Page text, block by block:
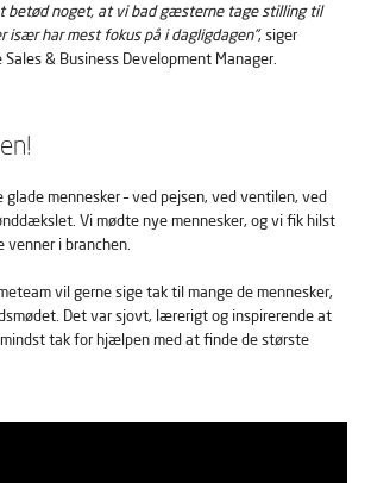
betød noget, at vi bad gæsterne tage stilling til
især har mest fokus på i dagligdagen”, siger
& Business Development Manager.
mennesker – ved pejsen, ved ventilen, ved
Vi mødte nye mennesker, og vi fik hilst
venner i branchen.
vil gerne sige tak til mange de mennesker,
Det var sjovt, lærerigt og inspirerende at
tak for hjælpen med at finde de største